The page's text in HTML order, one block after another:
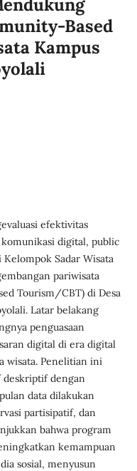
Based
Kampus
efektivitas
digital, public
Sadar Wisata
pariwisata
Tourism/CBT) di Desa
Latar belakang
penguasaan
digital di era digital
wisata. Penelitian ini
dengan
data dilakukan
partisipatif, dan
bahwa program
kemampuan
sosial, menyusun